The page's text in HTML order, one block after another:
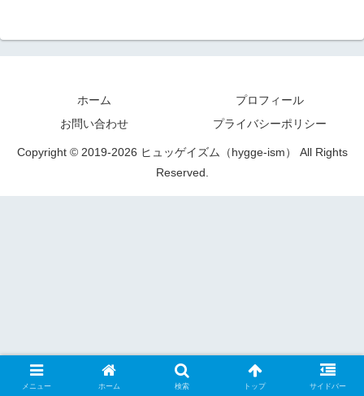
ホーム
プロフィール
お問い合わせ
プライバシーポリシー
Copyright © 2019-2026 ヒュッゲイズム（hygge-ism） All Rights
Reserved.
メニュー ホーム 検索 トップ サイドバー